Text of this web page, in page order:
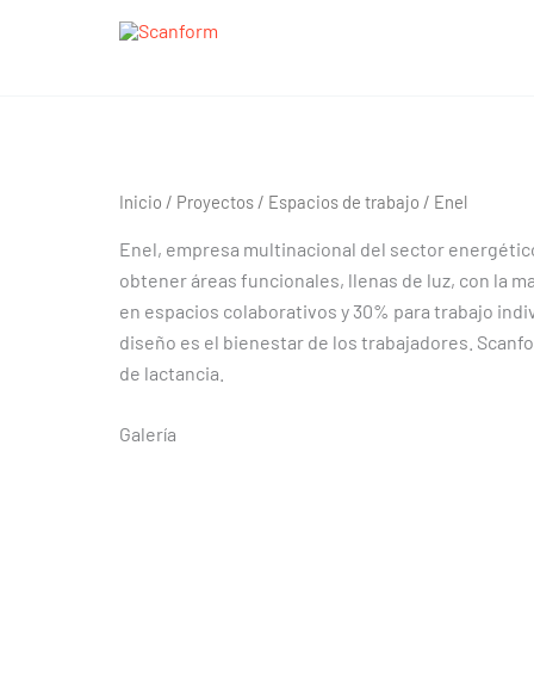
Inicio / Proyectos / Espacios de trabajo / Enel
Enel, empresa multinacional del sector
obtener áreas funcionales, llenas de luz, con la
en espacios colaborativos y 30% para trabajo
diseño es el bienestar de los trabajadores.
de lactancia.
Galería